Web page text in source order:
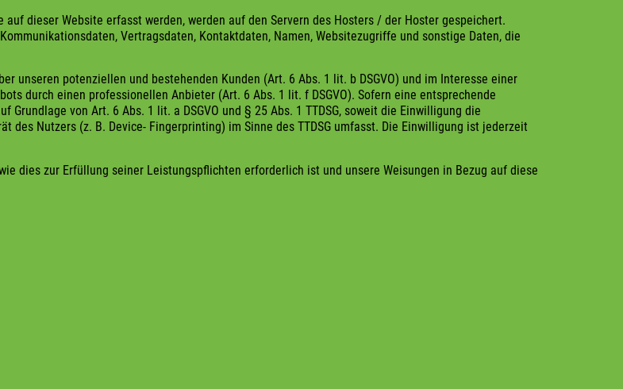
dieser Website erfasst werden, werden auf den Servern des Hosters / der Hoster gespeichert.
Vertragsdaten, Kontaktdaten, Namen, Websitezugriffe und sonstige Daten, die
unseren potenziellen und bestehenden Kunden (Art. 6 Abs. 1 lit. b DSGVO) und im Interesse einer
durch einen professionellen Anbieter (Art. 6 Abs. 1 lit. f DSGVO). Sofern eine entsprechende
von Art. 6 Abs. 1 lit. a DSGVO und § 25 Abs. 1 TTDSG, soweit die Einwilligung die
des Nutzers (z. B. Device- Fingerprinting) im Sinne des TTDSG umfasst. Die Einwilligung ist jederzeit
dies zur Erfüllung seiner Leistungspflichten erforderlich ist und unsere Weisungen in Bezug auf diese